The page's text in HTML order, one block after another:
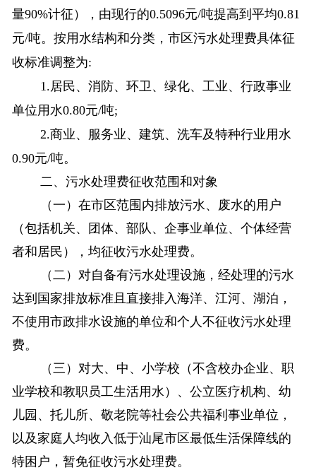
量90%计征），由现行的0.5096元/吨提高到平均0.81
元/吨。按用水结构和分类，市区污水处理费具体征
收标准调整为:
1.居民、消防、环卫、绿化、工业、行政事业
单位用水0.80元/吨;
2.商业、服务业、建筑、洗车及特种行业用水
0.90元/吨。
二、污水处理费征收范围和对象
（一）在市区范围内排放污水、废水的用户
（包括机关、团体、部队、企事业单位、个体经营
者和居民），均征收污水处理费。
（二）对自备有污水处理设施，经处理的污水
达到国家排放标准且直接排入海洋、江河、湖泊，
不使用市政排水设施的单位和个人不征收污水处理
费。
（三）对大、中、小学校（不含校办企业、职
业学校和教职员工生活用水）、公立医疗机构、幼
儿园、托儿所、敬老院等社会公共福利事业单位，
以及家庭人均收入低于汕尾市区最低生活保障线的
特困户，暂免征收污水处理费。